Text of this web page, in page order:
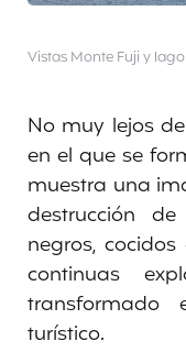
Vistas Monte Fuji y
No muy lejos
en el que se
muestra una
destrucción
negros,
continuas
turístico.